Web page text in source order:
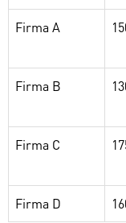
Firma A
Firma B
Firma C
Firma D